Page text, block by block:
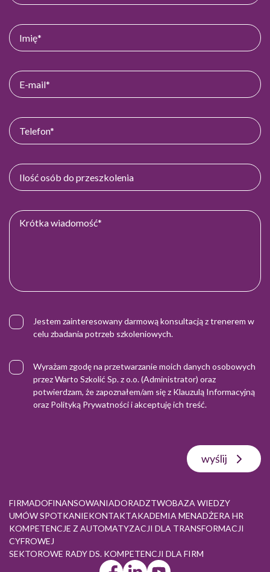
Jestem zainteresowany darmową konsultacją z trenerem w
celu zbadania potrzeb szkoleniowych.
Wyrażam zgodę na przetwarzanie moich danych osobowych
przez Warto Szkolić Sp. z o.o. (Administrator) oraz
potwierdzam, że zapoznałem/am się z Klauzulą Informacyjną
oraz Polityką Prywatnościi akceptuję ich treść.
wyślij
FIRMADOFINANSOWANIADORADZTWOBAZA WIEDZY
UMÓW SPOTKANIEKONTAKTAKADEMIA MENADŻERA HR
KOMPETENCJE Z AUTOMATYZACJI DLA TRANSFORMACJI
CYFROWEJ
SEKTOROWE RADY DS. KOMPETENCJI DLA FIRM